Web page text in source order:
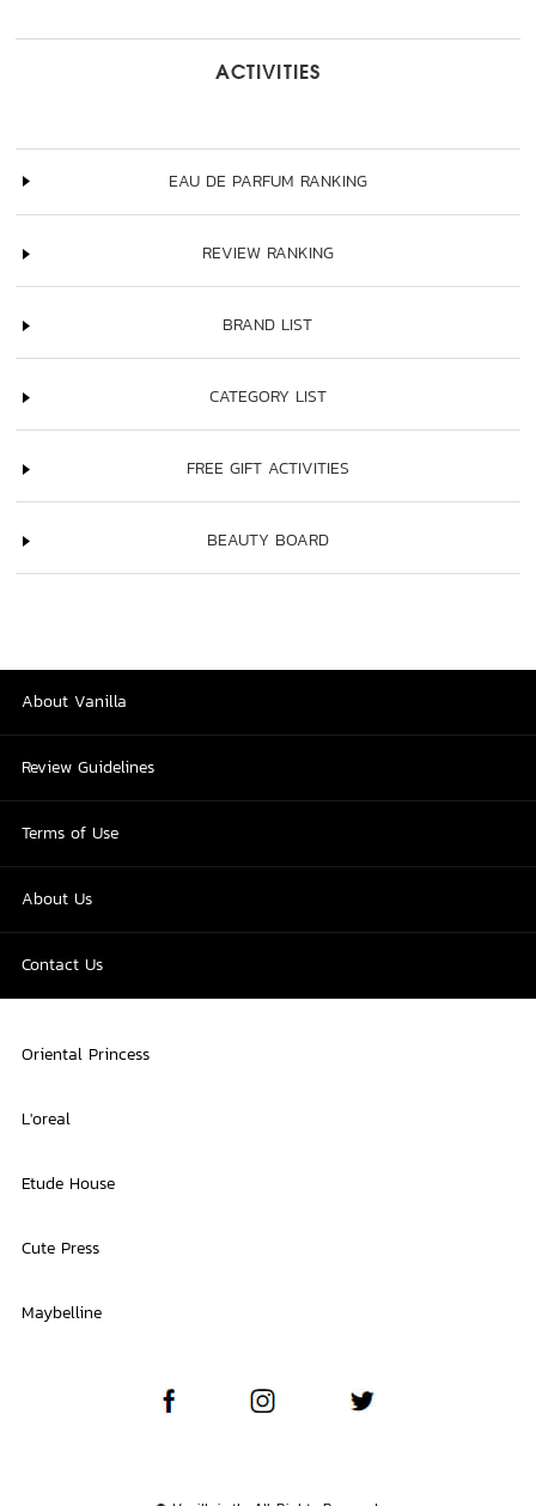
ACTIVITIES
EAU DE PARFUM RANKING
REVIEW RANKING
BRAND LIST
CATEGORY LIST
FREE GIFT ACTIVITIES
BEAUTY BOARD
About Vanilla
Review Guidelines
Terms of Use
About Us
Contact Us
Oriental Princess
L'oreal
Etude House
Cute Press
Maybelline